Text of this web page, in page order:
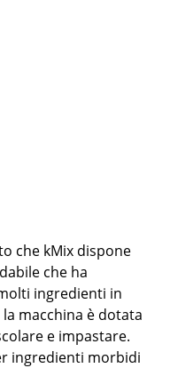
che kMix dispone
che ha
ingredienti in
macchina è dotata
e impastare.
ingredienti morbidi